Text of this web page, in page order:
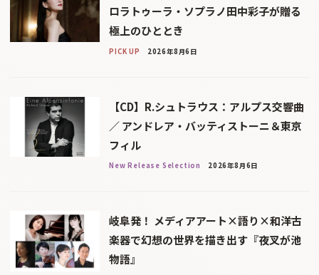
ロラトゥーラ・ソプラノ田中彩子が贈る
極上のひととき
PICK UP 2026年8月6日
【CD】R.シュトラウス：アルプス交響曲
／ アンドレア・バッティストーニ＆東京
フィル
New Release Selection 2026年8月6日
岐阜発！ メディアアート×語り×和洋古
楽器で幻想の世界を描き出す『夜叉が池
物語』